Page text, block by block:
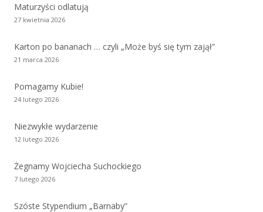
Maturzyści odlatują
27 kwietnia 2026
Karton po bananach … czyli „Może byś się tym zajął”
21 marca 2026
Pomagamy Kubie!
24 lutego 2026
Niezwykłe wydarzenie
12 lutego 2026
Żegnamy Wojciecha Suchockiego
7 lutego 2026
Szóste Stypendium „Barnaby”